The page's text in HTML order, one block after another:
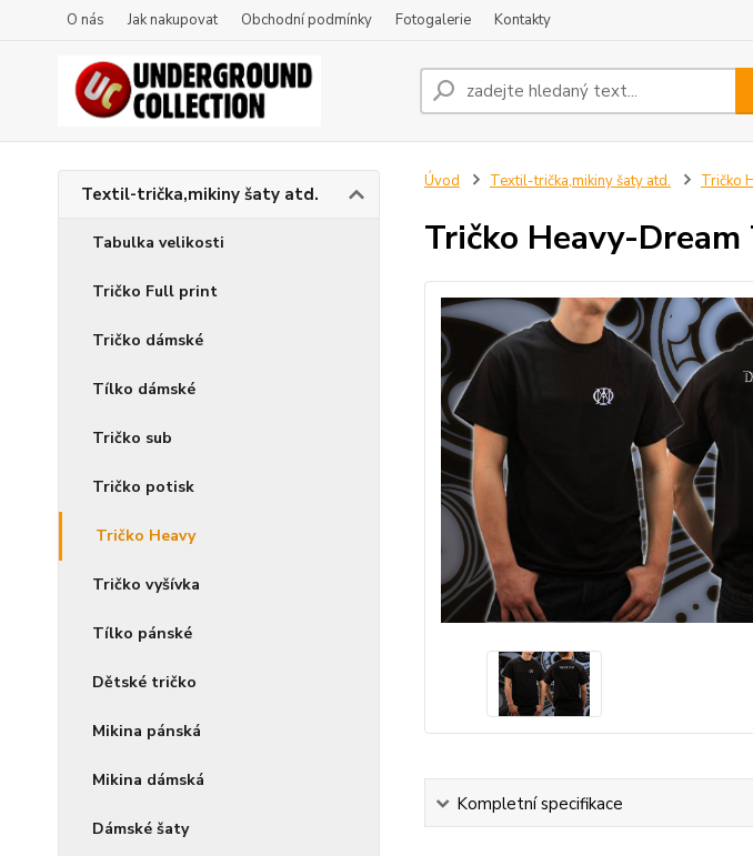
O nás Jak nakupovat Obchodní podmínky Fotogalerie Kontakty
Textil-trička,mikiny šaty atd.
Tabulka velikosti
Tričko Full print
Tričko dámské
Tílko dámské
Tričko sub
Tričko potisk
Tričko Heavy
Tričko vyšívka
Tílko pánské
Dětské tričko
Mikina pánská
Mikina dámská
Dámské šaty
Úvod Textil-trička,mikiny šaty atd. Tričko
Tričko Heavy-
Kompletní specifikace